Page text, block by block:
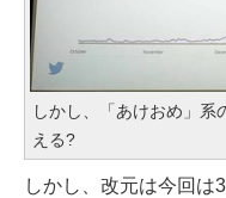
しかし、「あけおめ」系
える?
しかし、改元は今回は